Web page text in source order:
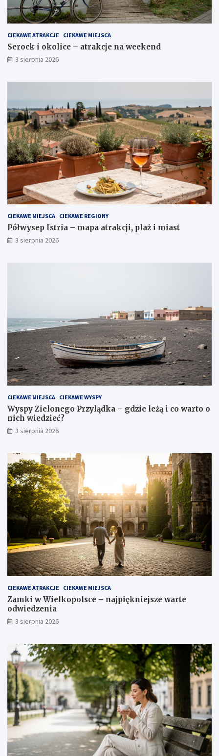
CIEKAWE ATRAKCJE CIEKAWE MIEJSCA
Serock i okolice – atrakcje na weekend
3 sierpnia 2026
CIEKAWE MIEJSCA CIEKAWE REGIONY
Półwysep Istria – mapa atrakcji, plaż i miast
3 sierpnia 2026
CIEKAWE MIEJSCA CIEKAWE WYSPY
Wyspy Zielonego Przylądka – gdzie leżą i co warto o
nich wiedzieć?
3 sierpnia 2026
CIEKAWE ATRAKCJE CIEKAWE MIEJSCA
Zamki w Wielkopolsce – najpiękniejsze warte
odwiedzenia
3 sierpnia 2026